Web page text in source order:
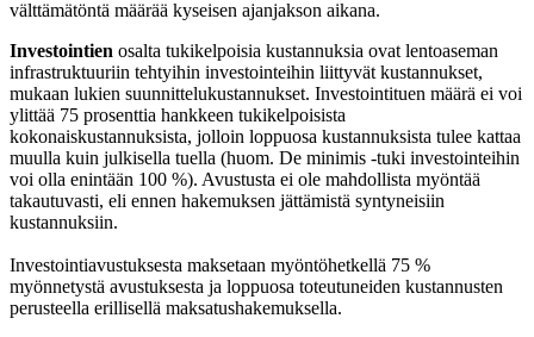
välttämätöntä määrää kyseisen ajanjakson aikana.
Investointien osalta tukikelpoisia kustannuksia ovat lentoaseman
infrastruktuuriin tehtyihin investointeihin liittyvät kustannukset,
mukaan lukien suunnittelukustannukset. Investointituen määrä ei voi
ylittää 75 prosenttia hankkeen tukikelpoisista
kokonaiskustannuksista, jolloin loppuosa kustannuksista tulee kattaa
muulla kuin julkisella tuella (huom. De minimis -tuki investointeihin
voi olla enintään 100 %). Avustusta ei ole mahdollista myöntää
takautuvasti, eli ennen hakemuksen jättämistä syntyneisiin
kustannuksiin.
Investointiavustuksesta maksetaan myöntöhetkellä 75 %
myönnetystä avustuksesta ja loppuosa toteutuneiden kustannusten
perusteella erillisellä maksatushakemuksella.